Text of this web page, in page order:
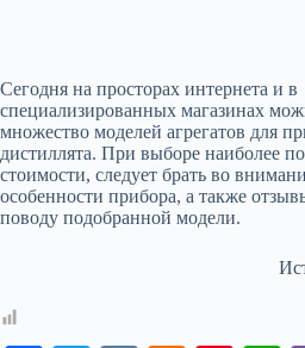
Сегодня на просторах интернета и в
специализированных магазинах
множество моделей агрегатов для
дистиллята. При выборе наиболее
стоимости, следует брать во
особенности прибора, а также
поводу подобранной модели.